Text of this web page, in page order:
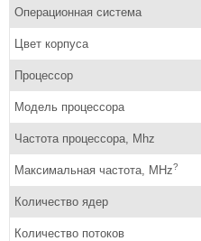
Операционная система
Цвет корпуса
Процессор
Модель процессора
Частота процессора, Mhz
Максимальная частота, MHz?
Количество ядер
Количество потоков